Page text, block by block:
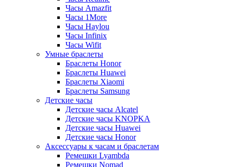
Часы Amazfit
Часы 1More
Часы Haylou
Часы Infinix
Часы Wifit
Умные браслеты
Браслеты Honor
Браслеты Huawei
Браслеты Xiaomi
Браслеты Samsung
Детские часы
Детские часы Alcatel
Детские часы KNOPKA
Детские часы Huawei
Детские часы Honor
Аксессуары к часам и браслетам
Ремешки Lyambda
Ремешки Nomad